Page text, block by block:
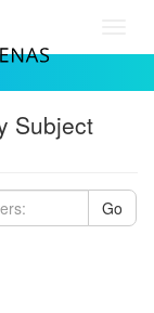
Subject
Go